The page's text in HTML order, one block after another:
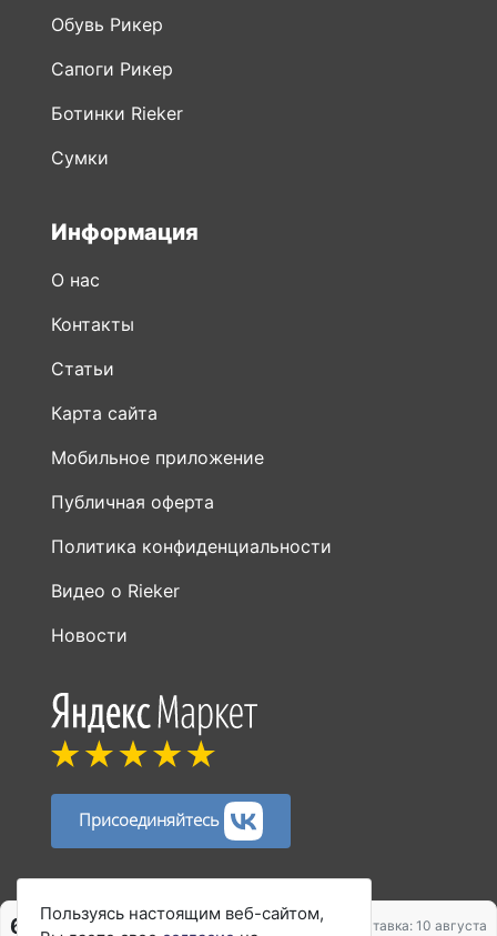
Обувь Рикер
Сапоги Рикер
Ботинки Rieker
Сумки
Информация
О нас
Контакты
Статьи
Карта сайта
Мобильное приложение
Публичная оферта
Политика конфиденциальности
Видео о Rieker
Новости
Присоединяйтесь
Пользуясь настоящим веб-сайтом,
6 760 ₽ 8 450 ₽ Доставка: 10 августа